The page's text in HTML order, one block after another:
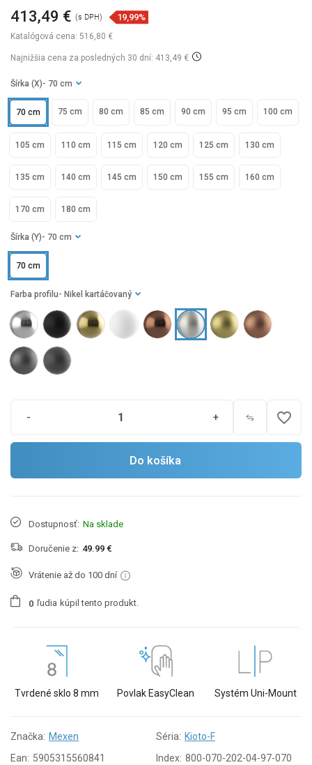
Katalógová cena: 516,80 €
413,49 € (s DPH) 19,99%
Najnižšia cena za posledných 30 dní: 413,49 €
Farba profilu - Nikel kartáčovaný
Šírka (X) - 70 cm
70 cm 75 cm 80 cm 85 cm 90 cm 95 cm 100 cm
105 cm 110 cm 115 cm 120 cm 125 cm 130 cm
135 cm 140 cm 145 cm 150 cm 155 cm 160 cm
170 cm 180 cm
Šírka (Y) - 70 cm
70 cm
- + favorite_border
Do košíka
Dostupnosť: Na sklade
Doručenie z: 49.99 €
Vrátenie až do 100 dní
0 ľudia kúpil tento produkt.
Tvrdené sklo 8 mm Povlak EasyClean Systém Uni-Mount
Značka: Mexen Séria: Kioto-F
Ean: 5905315560841 Index: 800-070-202-04-97-070